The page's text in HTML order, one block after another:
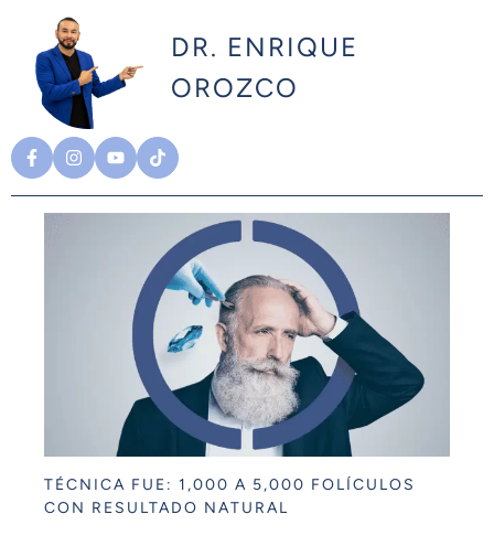
DR. ENRIQUE
OROZCO
TÉCNICA FUE: 1,000 A 5,000 FOLÍCULOS
CON RESULTADO NATURAL